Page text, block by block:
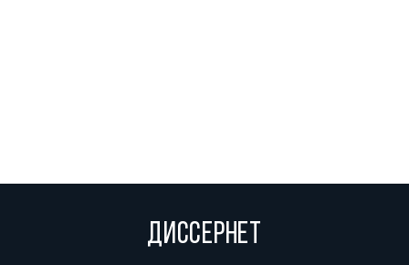
ДИССЕРНЕТ